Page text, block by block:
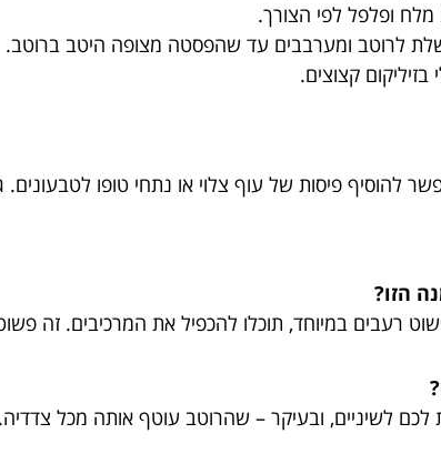
ופלפל לפי הצורך.
לרוטב ומערבבים עד שהפסטה מצופה היטב ברוטב.
קצוצים.
פיסות של עוף צלוי או נתחי טופו לטבעונים.
הזו?
רעבים במיוחד, תוכלו להכפיל את המרכיבים. זה
לשיניים, ובעיקר – שהרוטב עוטף אותה מכל צדדיה.